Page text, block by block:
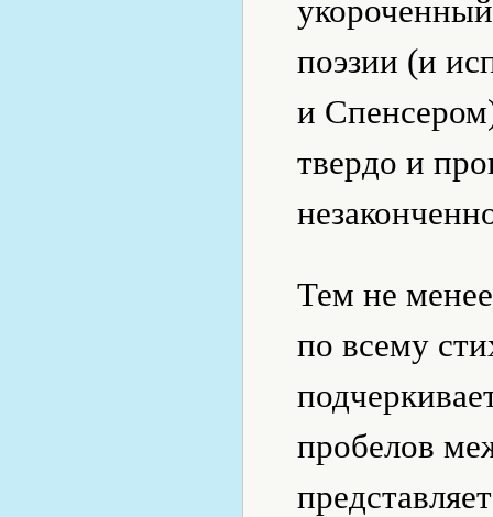
поэзии (и
и
твердо и
Тем не
по всему
пробелов